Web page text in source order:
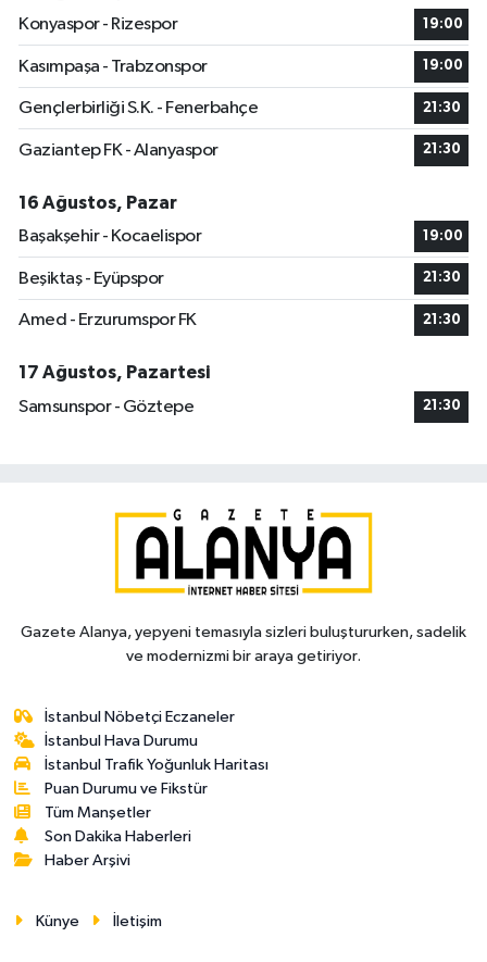
Konyaspor - Rizespor
19:00
Kasımpaşa - Trabzonspor 19:00
Gençlerbirliği S.K. - Fenerbahçe 21:30
Gaziantep FK - Alanyaspor 21:30
16 Ağustos, Pazar
Başakşehir - Kocaelispor
19:00
Beşiktaş - Eyüpspor 21:30
Amed - Erzurumspor FK 21:30
17 Ağustos, Pazartesi
Samsunspor - Göztepe
21:30
Gazete Alanya, yepyeni temasıyla sizleri buluştururken, sadelik
ve modernizmi bir araya getiriyor.
İstanbul Nöbetçi Eczaneler
İstanbul Hava Durumu
İstanbul Trafik Yoğunluk Haritası
Puan Durumu ve Fikstür
Tüm Manşetler
Son Dakika Haberleri
Haber Arşivi
Künye İletişim